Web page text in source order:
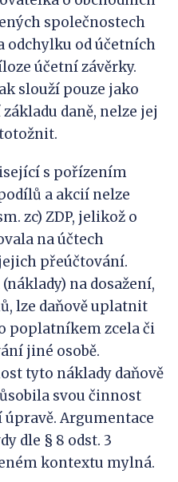
společnostech
odchylku od účetních
účetní závěrky.
slouží pouze jako
daně, nelze jej
s pořízením
a akcií nelze
zc) ZDP, jelikož o
na účtech
přeúčtování.
na dosažení,
lze daňově uplatnit
poplatníkem zcela či
jiné osobě.
tyto náklady daňově
svou činnost
Argumentace
dle § 8 odst. 3
kontextu mylná.